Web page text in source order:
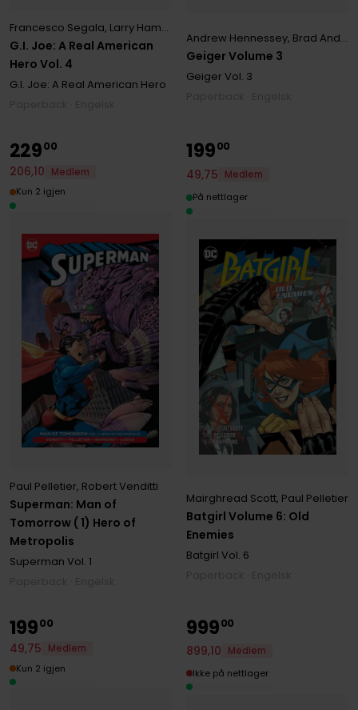
G.I. Joe: A Real American
Hero Vol. 4
Francesco Segala, Larry Hama
G.I. Joe: A Real American Hero
Geiger Volume 3
Andrew Hennessey, Brad Anderson
Geiger Vol. 3
Superman: Man of
Tomorrow ( 1) Hero of
Metropolis
Paul Pelletier, Robert Venditti
Superman Vol. 1
22900
206,10
Medlem
Kun 2 igjen
Batgirl Volume 6: Old
Enemies
Mairghread Scott, Paul Pelletier
Batgirl Vol. 6
19900
49,75
Medlem
På nettlager
19900
49,75
Medlem
Kun 2 igjen
99900
899,10
Medlem
Ikke på nettlager